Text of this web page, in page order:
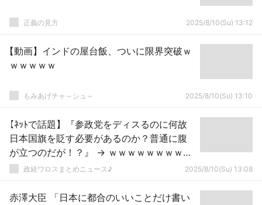
正義の見方 2025/8/10(Su) 13:12
【動画】インドの屋台飯、ついに限界突破ｗ
ｗｗｗｗｗ
もみあげチャ～シュ～ 2025/8/10(Su) 13:10
【ﾈｯﾄで話題】『参政党をディスるのに何故
日本国旗を貶す必要があるのか？普通に腹
が立つのだが！？』 → ｗｗｗｗｗｗｗｗｗ
ｗｗｗｗｗｗｗｗｗ
政経ワロスまとめニュース♪ 2025/8/10(Su) 13:08
赤澤大臣 「日本に都合のいいことだけ書い